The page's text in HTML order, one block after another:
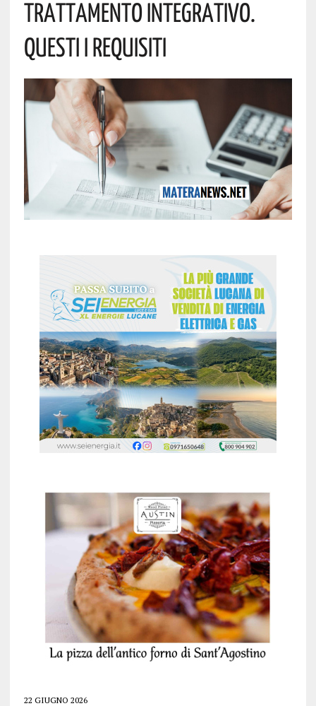
Trattamento Integrativo.
Questi I Requisiti
22 GIUGNO 2026